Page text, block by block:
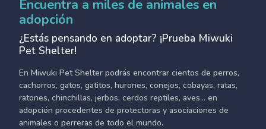
Encuentra a miles de animales en
adopción
¿Estás pensando en adoptar? ¡Prueba Miwuki
Pet Shelter!
En Miwuki Pet Shelter podrás encontrar cientos de perros,
cachorros, gatos, gatitos, hurones, conejos, cobayas, ratas,
ratones, chinchillas, jerbos, cerdos reptiles, aves... en
adopción procedentes de protectoras y asociaciones de
animales o perreras de todo el mundo.